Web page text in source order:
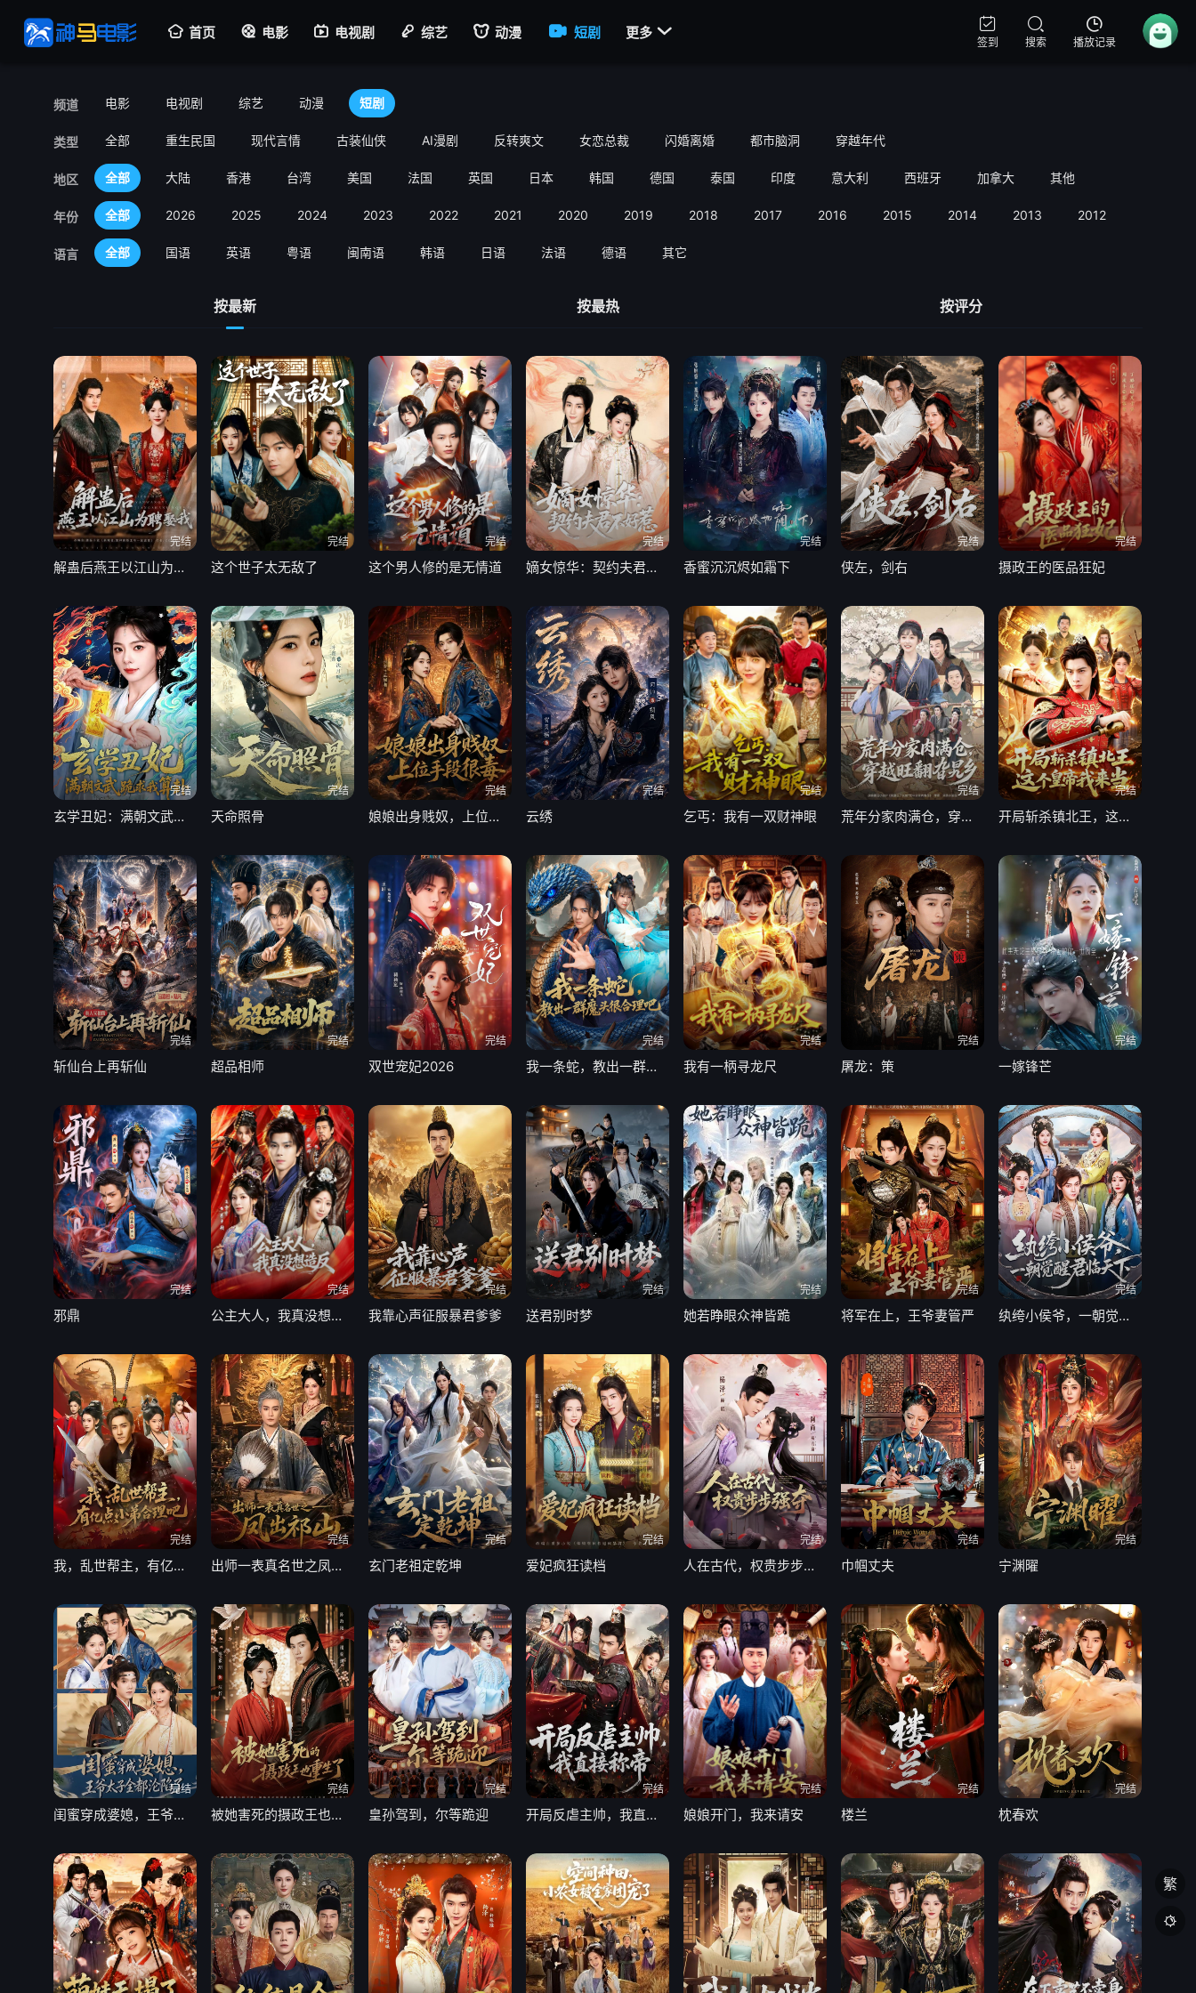
首页 电影 电视剧 综艺 动漫 短剧 更多 
签到 搜索 播放记录
频道 电影 电视剧 综艺 动漫 短剧
类型 全部 重生民国 现代言情 古装仙侠 AI漫剧 反转爽文 女恋总裁 闪婚离婚 都市脑洞 穿越年代
地区 全部 大陆 香港 台湾 美国 法国 英国 日本 韩国 德国 泰国 印度 意大利 西班牙 加拿大 其他
年份 全部 2026 2025 2024 2023 2022 2021 2020 2019 2018 2017 2016 2015 2014 2013 2012
语言 全部 国语 英语 粤语 闽南语 韩语 日语 法语 德语 其它
按最新 按最热 按评分
完结
解蛊后燕王以江山为聘娶我
完结
这个世子太无敌了
完结
这个男人修的是无情道
完结
嫡女惊华：契约夫君不好惹2026
完结
香蜜沉沉烬如霜下
完结
侠左，剑右
完结
摄政王的医品狂妃
完结
玄学丑妃：满朝文武跪求我算卦
完结
天命照骨
完结
娘娘出身贱奴，上位手段很毒
完结
云绣
完结
乞丐：我有一双财神眼
完结
荒年分家肉满仓，穿越旺翻旮旯乡
完结
开局斩杀镇北王，这个皇帝我来当
完结
斩仙台上再斩仙
完结
超品相师
完结
双世宠妃2026
完结
我一条蛇，教出一群魔头很合理吧
完结
我有一柄寻龙尺
完结
屠龙：策
完结
一嫁锋芒
完结
邪鼎
完结
公主大人，我真没想造反
完结
我靠心声征服暴君爹爹
完结
送君别时梦
完结
她若睁眼众神皆跪
完结
将军在上，王爷妻管严
完结
纨绔小侯爷，一朝觉醒君临天下
完结
我，乱世帮主，有亿点小弟合理吧
完结
出师一表真名世之凤出祁山
完结
玄门老祖定乾坤
完结
爱妃疯狂读档
完结
人在古代，权贵步步强夺
完结
巾帼丈夫
完结
宁渊曜
完结
闺蜜穿成婆媳，王爷太子全都沦陷了
完结
被她害死的摄政王也重生了
完结
皇孙驾到，尔等跪迎
完结
开局反虐主帅，我直接称帝
完结
娘娘开门，我来请安
完结
楼兰
完结
枕春欢
繁
